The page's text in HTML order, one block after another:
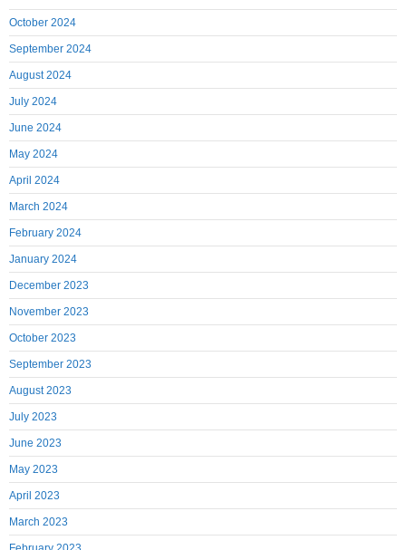
October 2024
September 2024
August 2024
July 2024
June 2024
May 2024
April 2024
March 2024
February 2024
January 2024
December 2023
November 2023
October 2023
September 2023
August 2023
July 2023
June 2023
May 2023
April 2023
March 2023